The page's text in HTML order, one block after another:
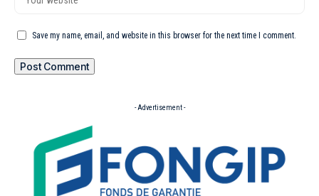
Save my name, email, and website in this browser for the next time I comment.
- Advertisement -